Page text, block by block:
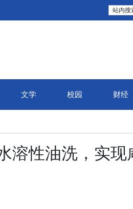
站内搜
文学 校园 财经
溶性油洗，实现